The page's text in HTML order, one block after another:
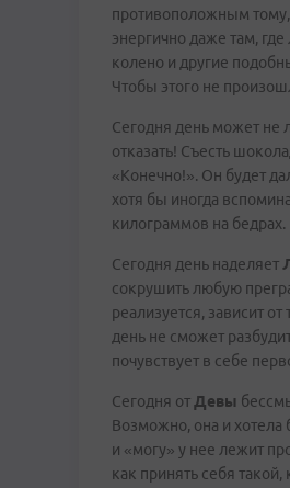
противоположным
энергично даже там,
колено и другие
Чтобы этого не
Сегодня день может не
отказать! Съесть
«Конечно!». Он будет
хотя бы иногда
килограммов на бедрах.
Сегодня день наделяет
сокрушить любую
реализуется, зависит
день не сможет
почувствует в себе
Сегодня отДевы
Возможно, она и
и «могу» у нее лежит
как принять себя